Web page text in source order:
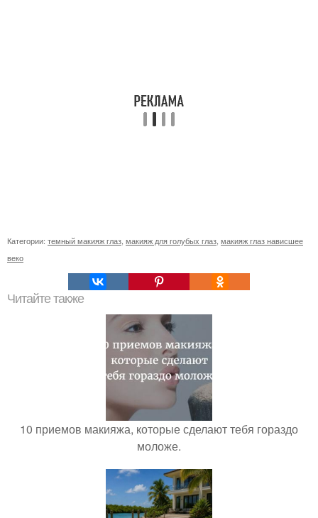
Категории: темный макияж глаз макияж для голубых глаз макияж глаз нависшее
веко
Читайте также
10 приемов макияжа, которые сделают тебя гораздо
моложе.